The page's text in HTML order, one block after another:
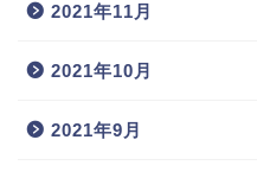
2021年11月
2021年10月
2021年9月